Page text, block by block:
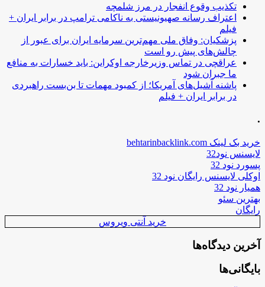
تکذیب وقوع انفجار در مرز شلمچه
اعتراف رسانه صهیونیستی به ناکامی ترامپ در برابر ایران +
فیلم
پزشکیان: وفاق ملی مهم‌ترین سرمایه ایران برای عبور از
چالش‌های پیش رو است
عراقچی در تماس وزیرخارجه اوکراین: باید خسارات به منافع
ما جبران شود
پاشنه آشیل‌های آمریکا؛ از کمبود مهمات تا بن‌بست راهبردی
در برابر ایران + فیلم
.
خرید بک لینک behtarinbacklink.com
لایسنس نود32
پسورد نود 32
اوکلی لایسنس رایگان نود 32
همیار نود 32
بهترین سئو
رایگان
خرید آنتی ویروس
آخرین دیدگاه‌ها
بایگانی‌ها